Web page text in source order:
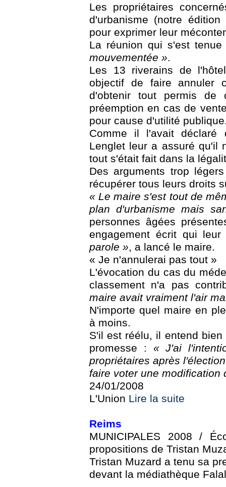
Les propriétaires
d'urbanisme (notre
pour exprimer leur
La réunion qui s'est
mouvementée ».
Les 13 riverains de
objectif de faire annuler
d'obtenir tout permis
préemption en cas de
pour cause d'utilité
Comme il l'avait déclaré
Lenglet leur a assuré qu'il
tout s'était fait dans la
Des arguments trop
récupérer tous leurs droits
« Le maire s'est tout de
plan d'urbanisme mais
personnes âgées
engagement écrit qui
parole », a lancé le maire.
« Je n'annulerai pas tout »
L'évocation du cas du
classement n'a pas
maire avait vraiment l'air
N'importe quel maire en
à moins.
S'il est réélu, il entend
promesse : « J'ai
propriétaires après
faire voter une modification
24/01/2008
L'Union Lire la suite
Reims
MUNICIPALES 2008 /
propositions de Tristan
Tristan Muzard a tenu sa
devant la médiathèque